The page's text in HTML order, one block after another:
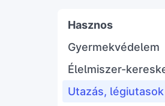
Hasznos
Gyermekvédelem
Élelmiszer-
Utazás,